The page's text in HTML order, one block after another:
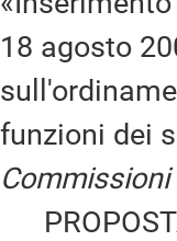
18 agosto
funzioni dei
Commissioni